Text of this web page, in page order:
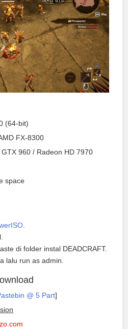
(64-bit)
FX-8300
960 / Radeon HD 7970
space
di folder instal DEADCRAFT.
lalu run as admin.
@ 5 Part]